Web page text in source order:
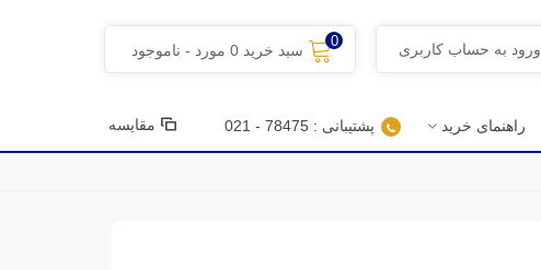
ورود به حساب کاربری
0
سبد خرید 0 مورد - ناموجود
راهنمای خرید پشتیبانی : 78475 - 021 مقایسه